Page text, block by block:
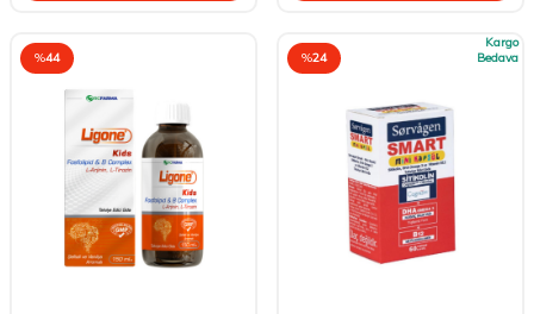
%44 %24
Kargo
Bedava